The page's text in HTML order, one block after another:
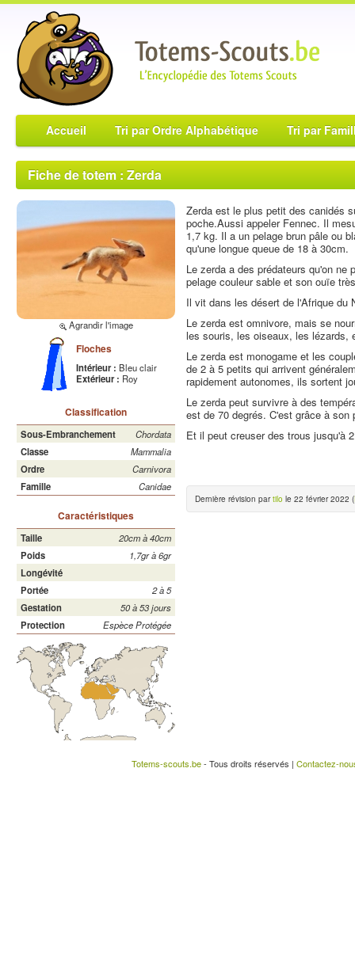
Accueil Tri par Ordre Alphabétique Tri par
Fiche de totem : Zerda
Agrandir l'image
Floches
Intérieur : Bleu clair
Extérieur : Roy
Classification
Sous-Embranchement
Chordata
Classe
Mammalia
Ordre
Carnivora
Famille
Canidae
Caractéristiques
Taille
20cm à 40cm
Poids
1,7gr à 6gr
Longévité
Portée
2 à 5
Gestation
50 à 53 jours
Protection
Espèce Protégée
Zerda est le plus petit des canidés
poche.Aussi appeler Fennec. Il
1,7 kg. Il a un pelage brun pâle ou
qu'une longue queue de 18 à 30cm.
Le zerda a des prédateurs qu'on
pelage couleur sable et son ouïe
Il vit dans les désert de l'Afrique du
Le zerda est omnivore, mais se
les souris, les oiseaux, les lézards,
Le zerda est monogame et les
de 2 à 5 petits qui arrivent
rapidement autonomes, ils sortent
Le zerda peut survivre à des
est de 70 degrés. C'est grâce à son
Et il peut creuser des trous jusqu'à
Dernière révision partilo le 22 février 2022 (
Totems-scouts.be- Tous droits réservés | Contactez-